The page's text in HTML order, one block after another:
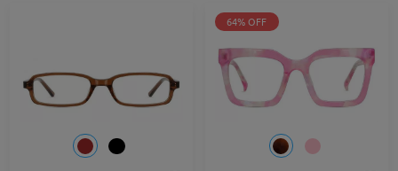
64% OFF